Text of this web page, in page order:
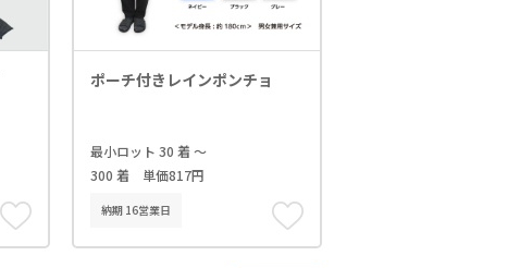
ポーチ付きレインポンチョ
最小ロット 30 着 ～
300 着 単価817円
納期 16営業日